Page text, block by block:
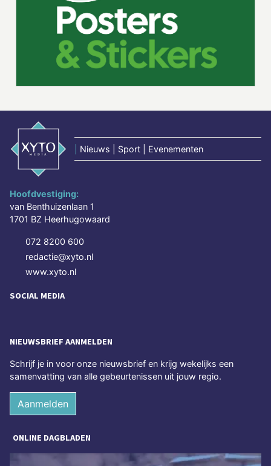
Nieuws | Sport | Evenementen
Hoofdvestiging:
van Benthuizenlaan 1
1701 BZ Heerhugowaard
072 8200 600
redactie@xyto.nl
www.xyto.nl
SOCIAL MEDIA
NIEUWSBRIEF AANMELDEN
Schrijf je in voor onze nieuwsbrief en krijg wekelijks een
samenvatting van alle gebeurtenissen uit jouw regio.
Aanmelden
ONLINE DAGBLADEN